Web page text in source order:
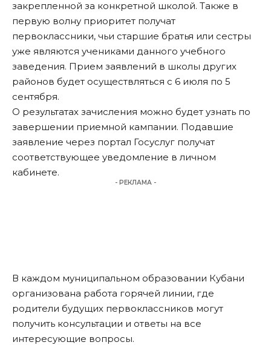
закрепленной за конкретной школой. Также в
первую волну приоритет получат
первоклассники, чьи старшие братья или сестры
уже являются учениками данного учебного
заведения. Прием заявлений в школы других
районов будет осуществляться с 6 июля по 5
сентября.
О результатах зачисления можно будет узнать по
завершении приемной кампании. Подавшие
заявление через портал Госуслуг получат
соответствующее уведомление в личном
кабинете.
- РЕКЛАМА -
В каждом муниципальном образовании Кубани
организована работа горячей линии, где
родители будущих первоклассников могут
получить консультации и ответы на все
интересующие вопросы.